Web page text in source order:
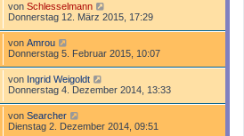
von Schlesselmann
Donnerstag 12. März 2015, 17:29
von Amrou
Donnerstag 5. Februar 2015, 10:07
von Ingrid Weigoldt
Donnerstag 4. Dezember 2014, 13:33
von Searcher
Dienstag 2. Dezember 2014, 09:51